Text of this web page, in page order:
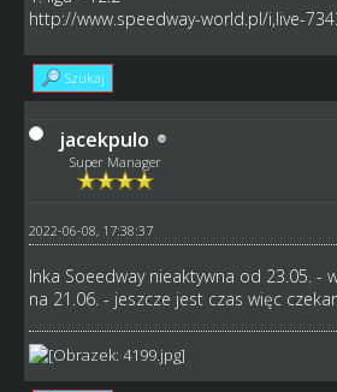
http://www.speedway-world.pl/i,live-
Szukaj
jacekpulo
Super Manager
2022-06-08, 17:38:37
Inka Soeedway nieaktywna od 23.05. -
na 21.06. - jeszcze jest czas więc